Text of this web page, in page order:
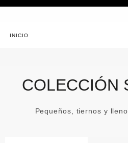
COLECCIÓN
Pequeños, tiernos y